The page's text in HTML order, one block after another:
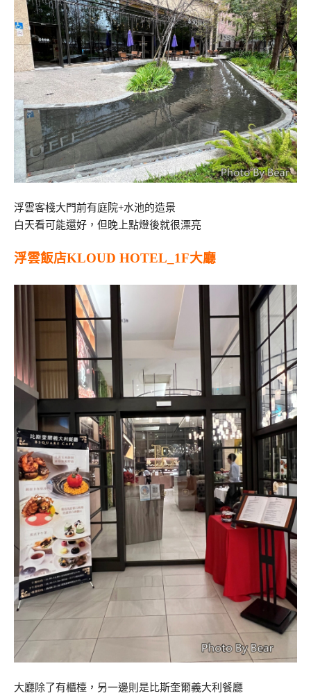
浮雲客棧大門前有庭院+水池的造景
白天看可能還好，但晚上點燈後就很漂亮
浮雲飯店KLOUD HOTEL_1F大廳
大廳除了有櫃檯，另一邊則是比斯奎爾義大利餐廳